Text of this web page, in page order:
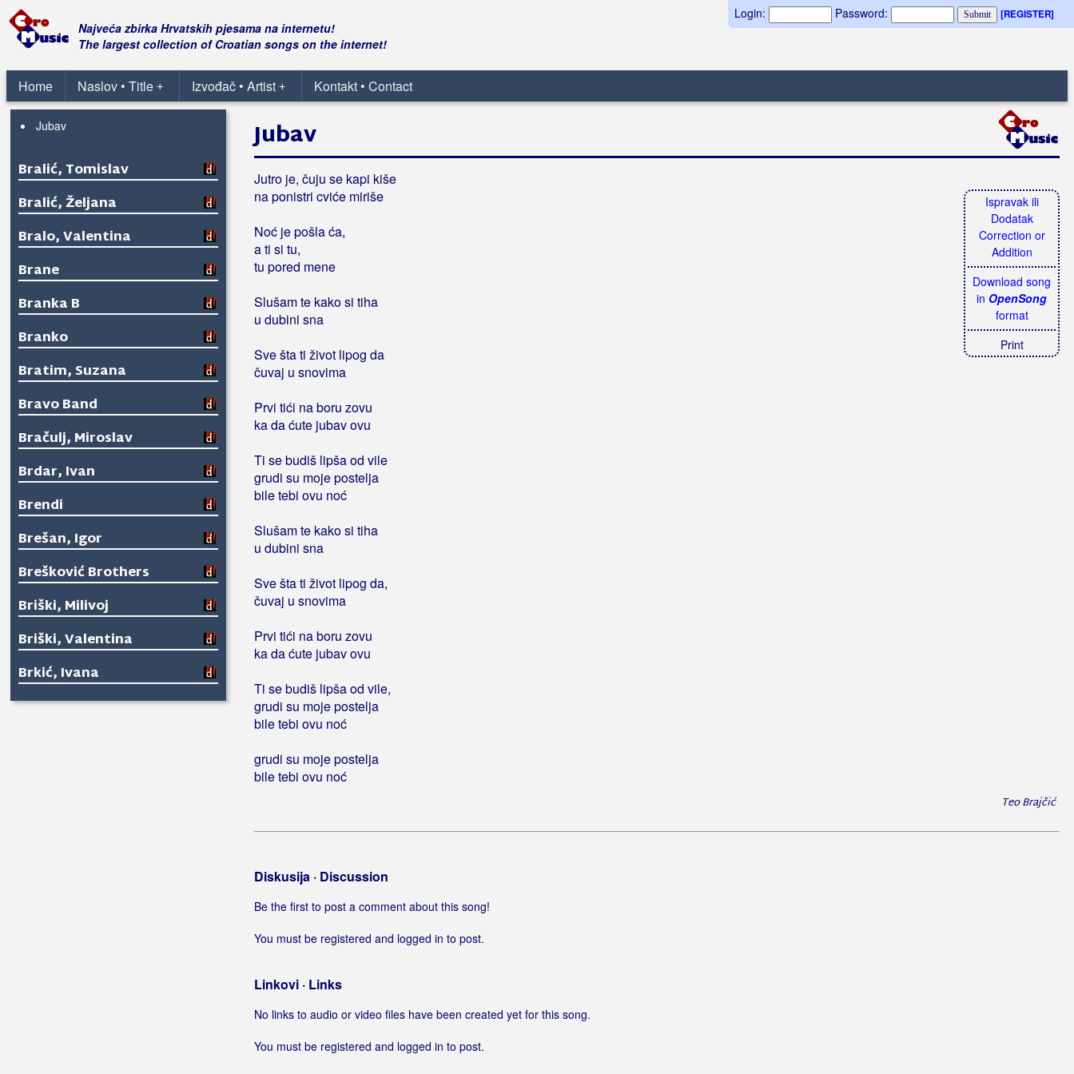
Login: Password: [REGISTER]
Najveća zbirka Hrvatskih pjesama na internetu!
The largest collection of Croatian songs on the internet!
Home +
Naslov • Title +
Izvođač • Artist Kontakt • Contact
Brajčić, Teo
Duše dvi
I da spati hoću ne mogu zbog tebe
spat
Jubav
Bralić, Tomislav
Bralić, Željana
Bralo, Valentina
Brane
Branka B
Branko
Bratim, Suzana
Bravo Band
Bračulj, Miroslav
Brdar, Ivan
Brendi
Brešan, Igor
Brešković Brothers
Briški, Milivoj
Briški, Valentina
Brkić, Ivana
Brkić, Marijan B.R.K.
Ispravak ili
Dodatak
Correction or
Addition
Download song
in OpenSong
format
Print
Jubav
Jutro je, čuju se kapi kiše
na ponistri cviće miriše
Noć je pošla ća,
a ti si tu,
tu pored mene
Slušam te kako si tiha
u dubini sna
Sve šta ti život lipog da
čuvaj u snovima
Prvi tići na boru zovu
ka da ćute jubav ovu
Ti se budiš lipša od vile
grudi su moje postelja
bile tebi ovu noć
Slušam te kako si tiha
u dubini sna
Sve šta ti život lipog da,
čuvaj u snovima
Prvi tići na boru zovu
ka da ćute jubav ovu
Ti se budiš lipša od vile,
grudi su moje postelja
bile tebi ovu noć
grudi su moje postelja
bile tebi ovu noć
Teo Brajčić
Diskusija · Discussion
Be the first to post a comment about this song!
You must be registered and logged in to post.
Linkovi · Links
No links to audio or video files have been created yet for this song.
You must be registered and logged in to post.